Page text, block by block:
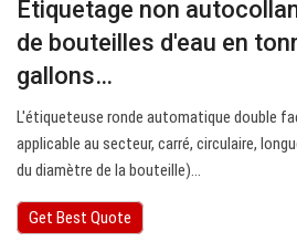
Étiquetage non
de bouteilles d'eau en
gallons…
L'étiqueteuse ronde automatique double
applicable au secteur, carré, circulaire,
du diamètre de la bouteille)…
Get Best Quote